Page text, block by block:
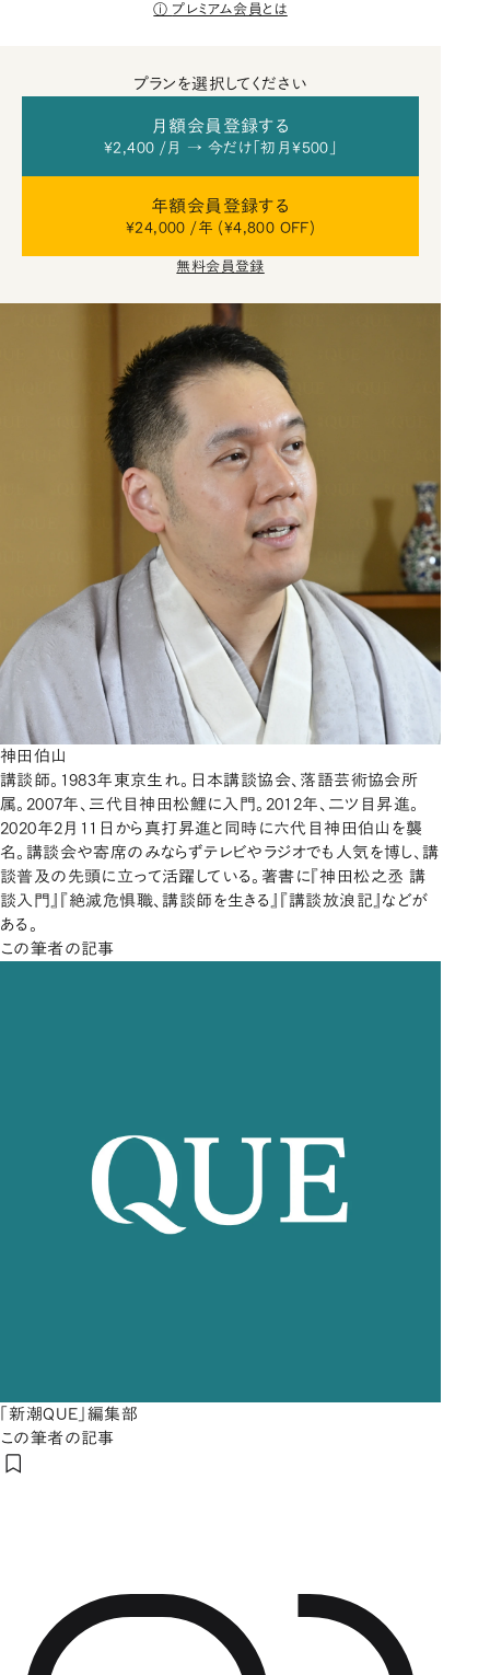
プレミアム会員とは
プランを選択してください
月額会員登録する
¥2,400 /月 → 今だけ「初月¥500」
年額会員登録する
¥24,000 /年 (¥4,800 OFF)
無料会員登録
神田伯山
講談師。1983年東京生れ。日本講談協会、落語芸術協会所
属。2007年、三代目神田松鯉に入門。2012年、二ツ目昇進。
2020年2月11日から真打昇進と同時に六代目神田伯山を襲
名。講談会や寄席のみならずテレビやラジオでも人気を博し、講
談普及の先頭に立って活躍している。著書に『神田松之丞 講
談入門』『絶滅危惧職、講談師を生きる』『講談放浪記』などが
ある。
この筆者の記事
「新潮QUE」編集部
この筆者の記事